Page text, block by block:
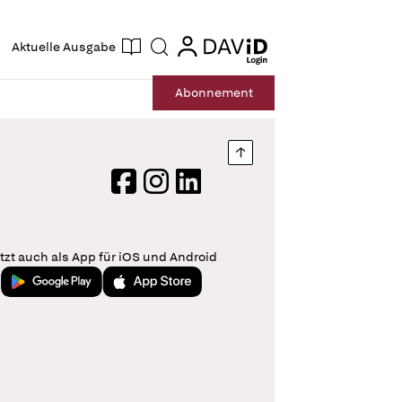
Aktuelle Ausgabe Suche login
login
Abonnement
Nach oben springen
FacebookInstagram
LinkedIn
auch als App für iOS und Android
Jetzt bei Google PlayLaden im App Store